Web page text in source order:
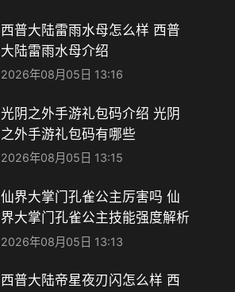
西普大陆雷雨水母怎么样 西普
大陆雷雨水母介绍
2026年08月05日 13:16
光阴之外手游礼包码介绍 光阴
之外手游礼包码有哪些
2026年08月05日 13:15
仙界大掌门孔雀公主厉害吗 仙
界大掌门孔雀公主技能强度解析
2026年08月05日 13:13
西普大陆帝星夜刃闪怎么样 西